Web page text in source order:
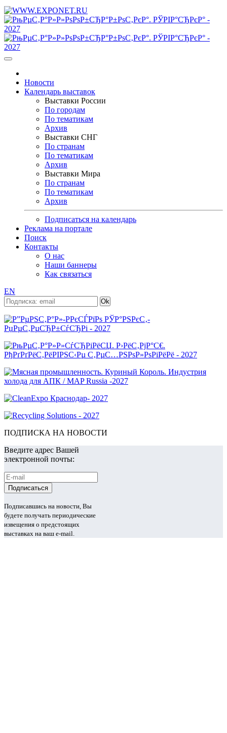
Новости
Календарь выставок
Выставки России
По городам
По тематикам
Архив
Выставки СНГ
По странам
По тематикам
Архив
Выставки Мира
По странам
По тематикам
Архив
Подписаться на календарь
Реклама на портале
Поиск
Контакты
О нас
Наши баннеры
Как связаться
EN
ПОДПИСКА НА НОВОСТИ
Введите адрес Вашей
электронной почты:
Подписавшись на новости, Вы
будете получать периодические
извещения о предстоящих
выставках на ваш e-mail.